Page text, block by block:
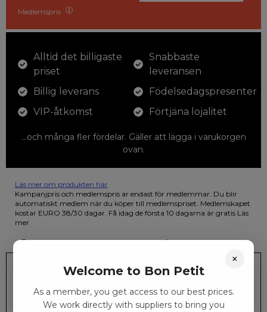
Medlemspris
Alltid det billigaste
priset
Billig leverans
VIP-åtkomst
Snabbaste
leveransen
Födelsedagspresenter
Förtjäna lojalitet
...och många fler fördelar. Gäller att lägga i varukorgen
ovan.
Läs mer om produkten här
12 färgpennor som du kan färglägga dina teckningar med. På
illustrationen på den vackra askan finns fjärilar i vilda fluorescerande
färger.
Kampanjpris och medlemspris är endast för medlemmar. Du blir
automatiskt medlem när du köper till medlemspriset. Medlemskapet
kostar EURO 38/30 dagar. Få idag de första 10 dagarna är gratis Läs
mer
167.00 kr
×
Welcome to Bon Petit
As a member, you get access to our best prices.
We work directly with suppliers to bring you